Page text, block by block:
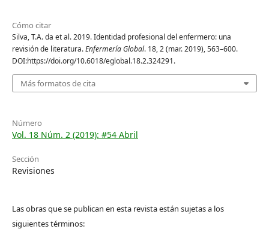
Cómo citar
Silva, T.A. da et al. 2019. Identidad profesional del enfermero: una
revisión de literatura.Enfermería Global. 18, 2 (mar. 2019), 563–600.
DOI:https://doi.org/10.6018/eglobal.18.2.324291.
Más formatos de cita
Número
Vol. 18 Núm. 2 (2019): #54 Abril
Sección
Revisiones
Las obras que se publican en esta revista están sujetas a los
siguientes términos: